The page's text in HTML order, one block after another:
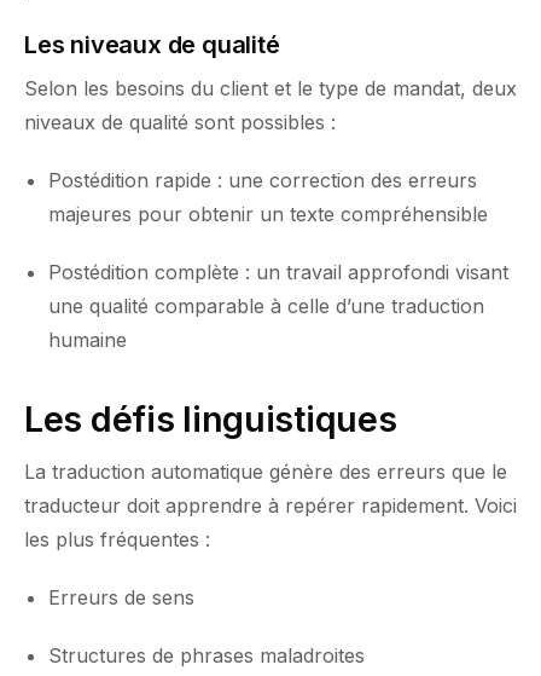
Les niveaux de qualité
Selon les besoins du client et le type de mandat, deux
niveaux de qualité sont possibles :
Postédition rapide : une correction des erreurs
majeures pour obtenir un texte compréhensible
Postédition complète : un travail approfondi visant
une qualité comparable à celle d’une traduction
humaine
Les défis linguistiques
La traduction automatique génère des erreurs que le
traducteur doit apprendre à repérer rapidement. Voici
les plus fréquentes :
Erreurs de sens
Structures de phrases maladroites